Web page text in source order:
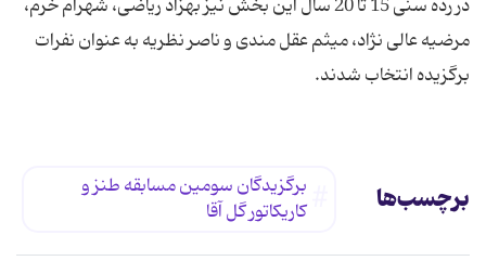
در رده سنی 15 تا 20 سال این بخش نیز بهزاد ریاضی، شهرام خرم،
مرضیه عالی نژاد، میثم عقل مندی و ناصر نظریه به عنوان نفرات
برگزیده انتخاب شدند.
برچسب‌ها
برگزیدگان سومین مسابقه طنز و
كاریكاتور گل آقا